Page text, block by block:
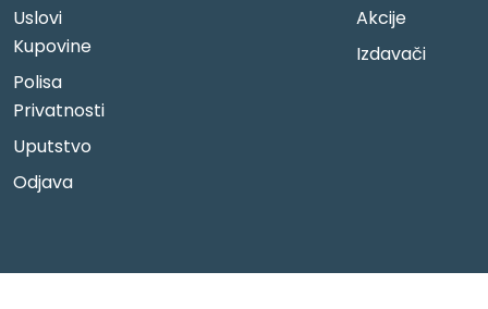
Uslovi
Kupovine
Polisa
Privatnosti
Uputstvo
Odjava
Akcije
Izdavači